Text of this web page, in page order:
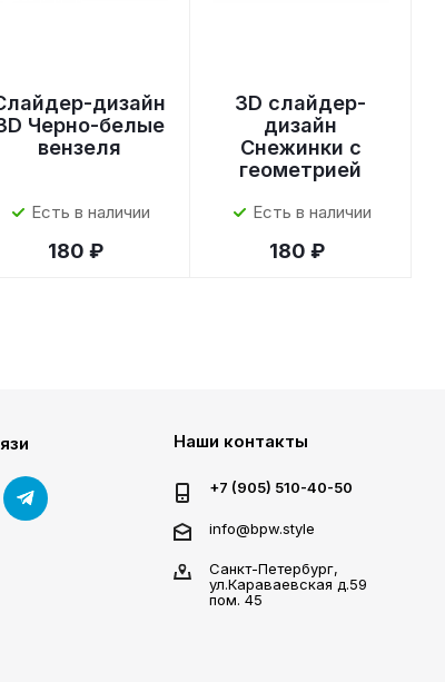
дизайн
Черно-белые
вензеля
Есть в наличии
180 ₽
3D слайдер-
дизайн
Снежинки с
геометрией
Есть в наличии
180 ₽
Наши контакты
+7 (905) 510-40-50
info@bpw.style
Санкт-Петербург,
ул.Караваевская д.59
пом. 45